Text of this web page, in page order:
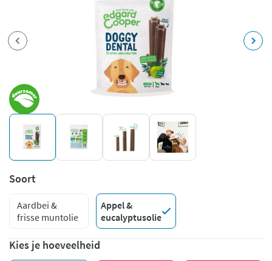
Soort
Aardbei &
frisse muntolie
Appel &
eucalyptusolie
Kies je hoeveelheid